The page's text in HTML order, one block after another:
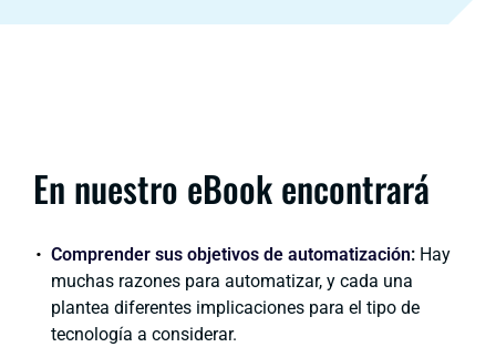
En nuestro eBook encontrará
Comprender sus objetivos de automatización: Hay
muchas razones para automatizar, y cada una
plantea diferentes implicaciones para el tipo de
tecnología a considerar.